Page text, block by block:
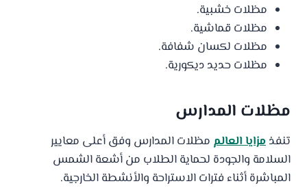
مظلات خشبية.
مظلات قماشية.
مظلات لكسان شفافة.
مظلات حديد ديكورية.
مظلات المدارس
تنفذمزايا العالم مظلات المدارس وفق أعلى معايير
السلامة والجودة لحماية الطلاب من أشعة الشمس
المباشرة أثناء فترات الاستراحة والأنشطة الخارجية.